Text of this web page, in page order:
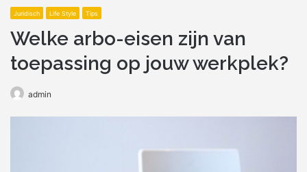
Juridisch Life Style Tips
Welke arbo-eisen zijn van
toepassing op jouw werkplek?
admin